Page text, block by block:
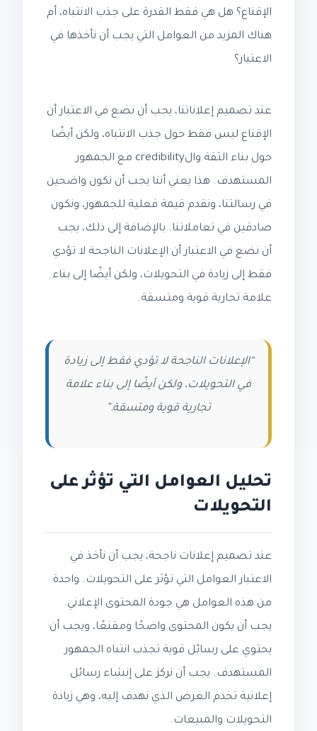
الإقناع؟ هل هي فقط القدرة على جذب الانتباه، أم
هناك المزيد من العوامل التي يجب أن نأخذها في
الاعتبار؟
عند تصميم إعلاناتنا، يجب أن نضع في الاعتبار أن
الإقناع ليس فقط حول جذب الانتباه، ولكن أيضًا
حول بناء الثقة والcredibility مع الجمهور
المستهدف. هذا يعني أننا يجب أن نكون واضحين
في رسالتنا، ونقدم قيمة فعلية للجمهور، ونكون
صادقين في تعاملاتنا. بالإضافة إلى ذلك، يجب
أن نضع في الاعتبار أن الإعلانات الناجحة لا تؤدي
فقط إلى زيادة في التحويلات، ولكن أيضًا إلى بناء
علامة تجارية قوية ومتسقة.
“الإعلانات الناجحة لا تؤدي فقط إلى زيادة
في التحويلات، ولكن أيضًا إلى بناء علامة
تجارية قوية ومتسقة.”
تحليل العوامل التي تؤثر على
التحويلات
عند تصميم إعلانات ناجحة، يجب أن نأخذ في
الاعتبار العوامل التي تؤثر على التحويلات. واحدة
من هذه العوامل هي جودة المحتوى الإعلاني.
يجب أن يكون المحتوى واضحًا ومقنعًا، ويجب أن
يحتوي على رسائل قوية تجذب انتباه الجمهور
المستهدف. يجب أن نركز على إنشاء رسائل
إعلانية تخدم الغرض الذي نهدف إليه، وهي زيادة
التحويلات والمبيعات.